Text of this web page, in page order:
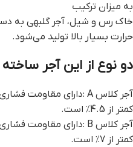
به میزان ترکیب
خاک رس و شیل، آجر گلبهی به
حرارت بسیار بالا تولید می‌شود.
دو نوع از این آجر
کمتر از 4.5٪ است.
کمتر از 7٪ است.